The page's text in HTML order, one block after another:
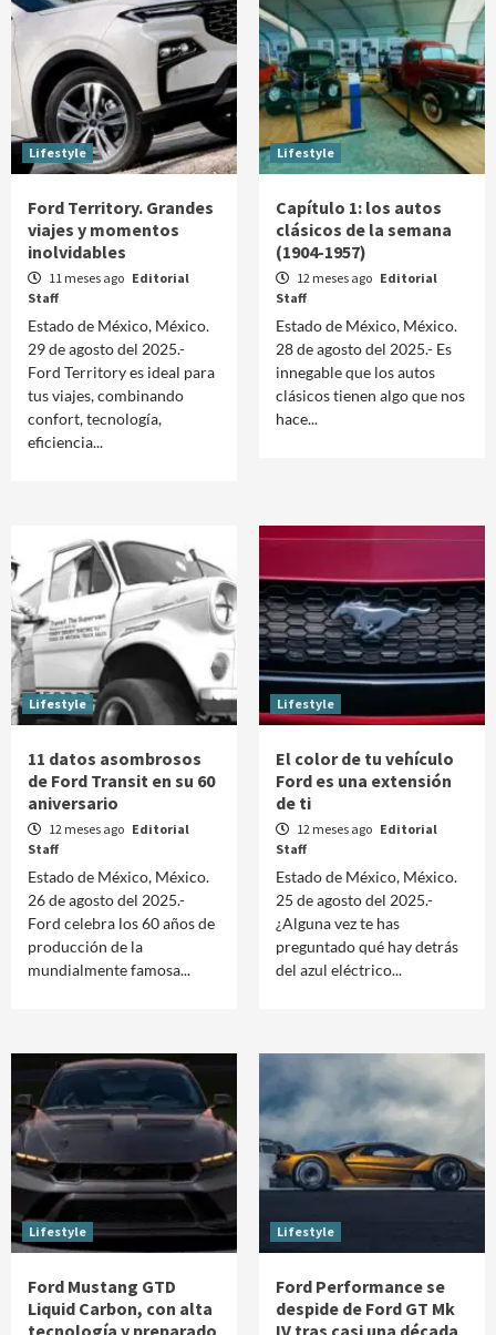
Lifestyle
Ford Territory. Grandes
viajes y momentos
inolvidables
11 meses ago Editorial
Staff
Estado de México, México.
29 de agosto del 2025.-
Ford Territory es ideal para
tus viajes, combinando
confort, tecnología,
eficiencia...
Lifestyle
Capítulo 1: los autos
clásicos de la semana
(1904-1957)
12 meses ago Editorial
Staff
Estado de México, México.
28 de agosto del 2025.- Es
innegable que los autos
clásicos tienen algo que nos
hace...
Lifestyle
11 datos asombrosos
de Ford Transit en su 60
aniversario
12 meses ago Editorial
Staff
Estado de México, México.
26 de agosto del 2025.-
Ford celebra los 60 años de
producción de la
mundialmente famosa...
Lifestyle
El color de tu vehículo
Ford es una extensión
de ti
12 meses ago Editorial
Staff
Estado de México, México.
25 de agosto del 2025.-
¿Alguna vez te has
preguntado qué hay detrás
del azul eléctrico...
Lifestyle
Ford Mustang GTD
Liquid Carbon, con alta
tecnología y preparado
Lifestyle
Ford Performance se
despide de Ford GT Mk
IV tras casi una década